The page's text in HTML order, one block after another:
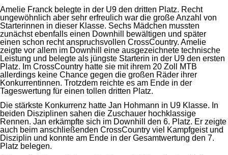
Amelie Franck belegte in der U9 den dritten Platz. Recht
ungewöhnlich aber sehr erfreulich war die große Anzahl von
Starterinnen in dieser Klasse. Sechs Mädchen mussten
zunächst ebenfalls einen Downhill bewältigen und später
einen schon recht anspruchsvollen CrossCountry. Amelie
zeigte vor allem im Downhill eine ausgezeichnete technische
Leistung und belegte als jüngste Starterin in der U9 den ersten
Platz. Im CrossCountry hatte sie mit ihrem 20 Zoll MTB
allerdings keine Chance gegen die großen Räder ihrer
Konkurrentinnen. Trotzdem reichte es am Ende in der
Tageswertung für einen tollen dritten Platz.
Die stärkste Konkurrenz hatte Jan Hohmann in U9 Klasse. In
beiden Disziplinen sahen die Zuschauer hochklassige
Rennen. Jan erkämpfte sich im Downhill den 6. Platz. Er zeigte
auch beim anschließenden CrossCountry viel Kampfgeist und
Disziplin und konnte am Ende in der Gesamtwertung den 7.
Platz belegen.